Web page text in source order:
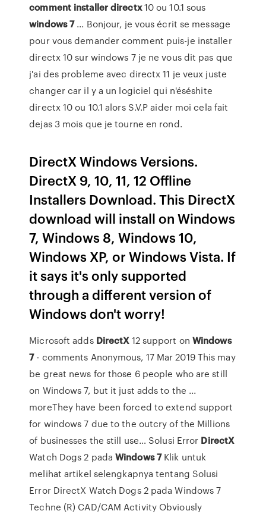
comment installerdirectx10 ou 10.1 sous
windows7... Bonjour, je vous écrit se message
pour vous demander comment puis-je installer
directx 10 sur windows 7 je ne vous dit pas que
j'ai des probleme avec directx 11 je veux juste
changer car il y a un logiciel qui n'éséshite
directx 10 ou 10.1 alors S.V.P aider moi cela fait
dejas 3 mois que je tourne en rond.
DirectX Windows Versions.
DirectX 9, 10, 11, 12 Offline
Installers Download. This DirectX
download will install on Windows
7, Windows 8, Windows 10,
Windows XP, or Windows Vista. If
it says it's only supported
through a different version of
Windows don't worry!
Microsoft adds DirectX12 support on Windows
7- comments Anonymous, 17 Mar 2019 This may
be great news for those 6 people who are still
on Windows 7, but it just adds to the ...
moreThey have been forced to extend support
for windows 7 due to the outcry of the Millions
of businesses the still use… Solusi Error DirectX
Watch Dogs 2 padaWindows 7Klik untuk
melihat artikel selengkapnya tentang Solusi
Error DirectX Watch Dogs 2 pada Windows 7
Techne (R) CAD/CAM ActivityObviously